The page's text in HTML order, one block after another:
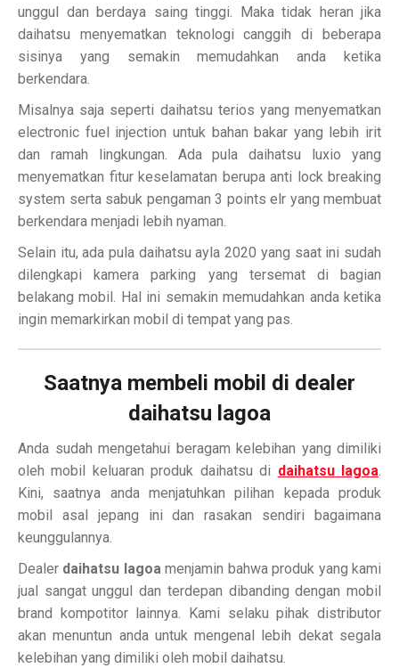
unggul dan berdaya saing tinggi. Maka tidak heran jika
daihatsu menyematkan teknologi canggih di beberapa
sisinya yang semakin memudahkan anda ketika
berkendara.
Misalnya saja seperti daihatsu terios yang menyematkan
electronic fuel injection untuk bahan bakar yang lebih irit
dan ramah lingkungan. Ada pula daihatsu luxio yang
menyematkan fitur keselamatan berupa anti lock breaking
system serta sabuk pengaman 3 points elr yang membuat
berkendara menjadi lebih nyaman.
Selain itu, ada pula daihatsu ayla 2020 yang saat ini sudah
dilengkapi kamera parking yang tersemat di bagian
belakang mobil. Hal ini semakin memudahkan anda ketika
ingin memarkirkan mobil di tempat yang pas.
Saatnya membeli mobil di dealer
daihatsu lagoa
Anda sudah mengetahui beragam kelebihan yang dimiliki
oleh mobil keluaran produk daihatsu di daihatsu lagoa.
Kini, saatnya anda menjatuhkan pilihan kepada produk
mobil asal jepang ini dan rasakan sendiri bagaimana
keunggulannya.
Dealer daihatsu lagoamenjamin bahwa produk yang kami
jual sangat unggul dan terdepan dibanding dengan mobil
brand kompotitor lainnya. Kami selaku pihak distributor
akan menuntun anda untuk mengenal lebih dekat segala
kelebihan yang dimiliki oleh mobil daihatsu.